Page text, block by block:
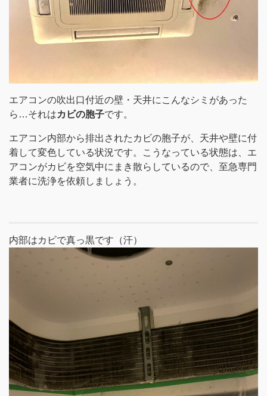
エアコンの吹出口付近の壁・天井にこんなシミがあった
ら…それはカビの胞子です。
エアコン内部から排出されたカビの胞子が、天井や壁に付
着して変色している状況です。こうなっている状態は、エ
アコンがカビを空気中にまき散らしているので、至急専門
業者に洗浄を依頼しましょう。
内部はカビで真っ黒です（汗）